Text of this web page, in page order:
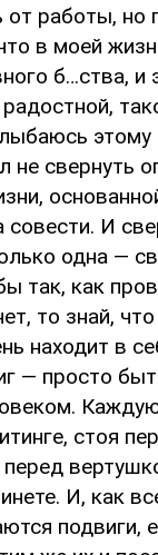
от работы, но
в моей
б…ства, и
не свернуть
совести. И
одна —
так, как
то знай,
находит в
— просто
стоя
перед
И, как
подвиги,